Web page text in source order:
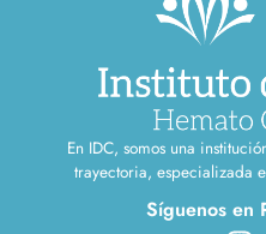
En IDC, somos una
trayectoria, especializada
Síguenos en